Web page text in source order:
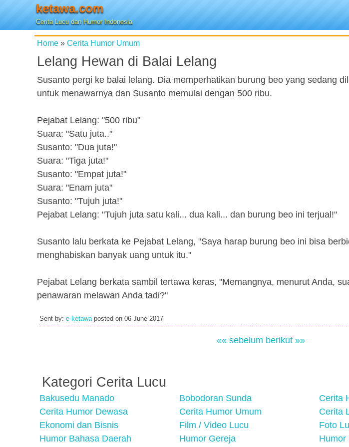
ketawa.com
Cerita Lucu dan Humor Indonesia
Home » Cerita Humor Umum
Lelang Hewan di Balai Lelang
Susanto pergi ke balai lelang. Dia memperhatikan burung beo yang sedang
untuk menawarnya dan Susanto memulai dengan 500 ribu.
Pejabat Lelang: "500 ribu"
Suara: "Satu juta.."
Susanto: "Dua juta!"
Suara: "Tiga juta!"
Susanto: "Empat juta!"
Suara: "Enam juta"
Susanto: "Tujuh juta!"
Pejabat Lelang: "Tujuh juta satu kali... dua kali... dan burung beo ini terjual!"
Susanto lalu berkata ke Pejabat Lelang, "Saya harap burung beo ini bisa
menghabiskan banyak uang untuk itu."
Pejabat Lelang berkata sambil tertawa keras, "Memangnya, menurut Anda,
penawaran melawan Anda tadi?"
Sent by: e-ketawaposted on 06 June 2017
«« sebelum berikut »»
Kategori Cerita Lucu
Bakusedu Manado Bobodoran Sunda Cerita
Cerita Humor Dewasa
Cerita Humor Umum Cerita
Ekonomi dan Bisnis
Film / Video Lucu Foto
Humor Bahasa Daerah
Humor Gereja Humor